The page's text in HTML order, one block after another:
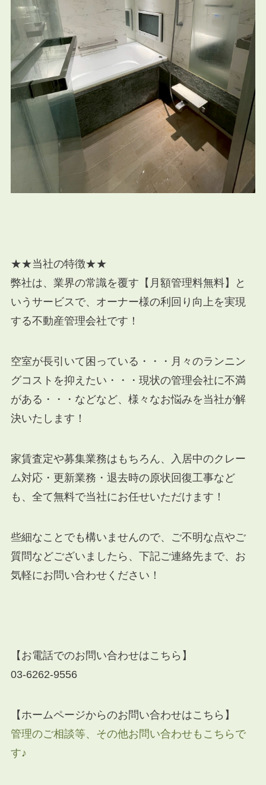
★★当社の特徴★★
弊社は、業界の常識を覆す【月額管理料無料】と
いうサービスで、オーナー様の利回り向上を実現
する不動産管理会社です！
空室が長引いて困っている・・・月々のランニン
グコストを抑えたい・・・現状の管理会社に不満
がある・・・などなど、様々なお悩みを当社が解
決いたします！
家賃査定や募集業務はもちろん、入居中のクレー
ム対応・更新業務・退去時の原状回復工事など
も、全て無料で当社にお任せいただけます！
些細なことでも構いませんので、ご不明な点やご
質問などございましたら、下記ご連絡先まで、お
気軽にお問い合わせください！
【お電話でのお問い合わせはこちら】
03-6262-9556
【ホームページからのお問い合わせはこちら】
管理のご相談等、その他お問い合わせもこちらで
す♪